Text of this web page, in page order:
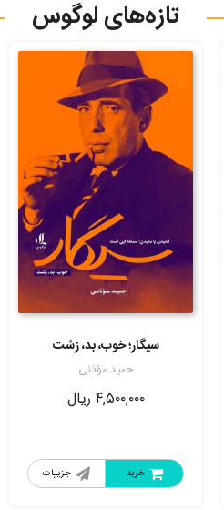
تازه‌های لوگوس
سیگار؛ خوب، بد، زشت
حمید مؤذنی
۴,۵۰۰,۰۰۰ ریال
جزییات خرید